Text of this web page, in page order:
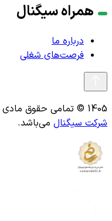
همراه سیگنال
درباره ما
فرصت‌های شغلی
1405 © تمامی حقوق مادی و معنوی این وب‌سایت متعلق به
شرکت سیگنال می‌باشد.